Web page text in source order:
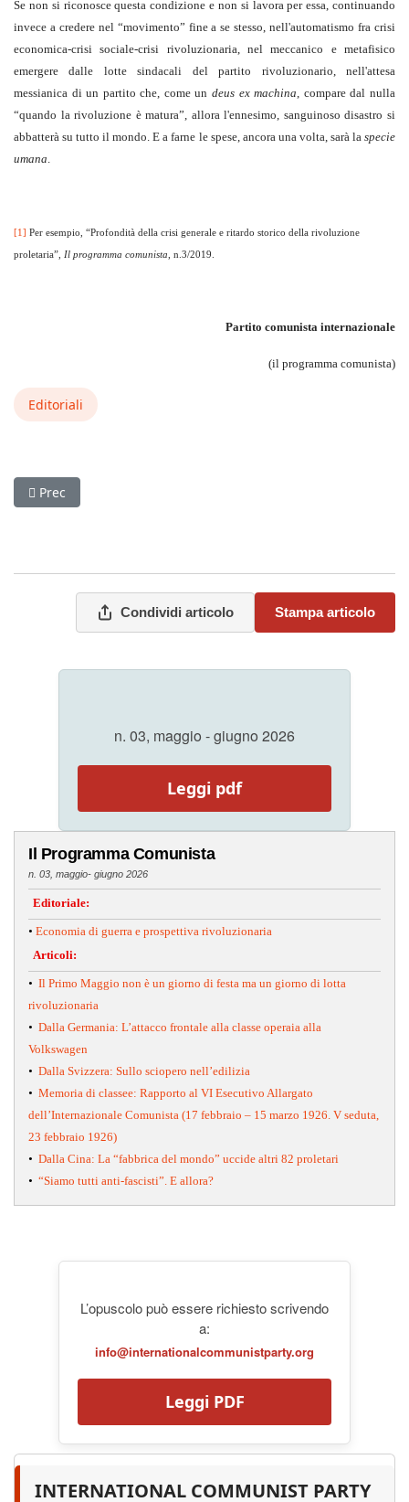
Se non si riconosce questa condizione e non si lavora per essa, continuando
invece a credere nel “movimento” fine a se stesso, nell'automatismo fra crisi
economica-crisi sociale-crisi rivoluzionaria, nel meccanico e metafisico
emergere dalle lotte sindacali del partito rivoluzionario, nell'attesa
messianica di un partito che, come undeus ex machina, compare dal nulla
“quando la rivoluzione è matura”, allora l'ennesimo, sanguinoso disastro si
abbatterà su tutto il mondo. E a farne le spese, ancora una volta, sarà la specie
umana.
[1] Per esempio, “Profondità della crisi generale e ritardo storico della rivoluzione
proletaria”, Il programma comunista, n.3/2019.
Partito comunista internazionale
(il programma comunista)
Editoriali
Articolo precedente: Dalla Libia all’Iran, passando per l’Irak
Prec
Condividi articolo Stampa articolo
n. 03, maggio - giugno 2026
Leggi pdf
Il Programma Comunista
n. 03, maggio- giugno 2026
Editoriale:
• Economia di guerra e prospettiva rivoluzionaria
Articoli:
• Il Primo Maggio non è un giorno di festa ma un giorno di lotta
rivoluzionaria
• Dalla Germania: L’attacco frontale alla classe operaia alla
Volkswagen
• Dalla Svizzera: Sullo sciopero nell’edilizia
• Memoria di classee: Rapporto al VI Esecutivo Allargato
dell’Internazionale Comunista (17 febbraio – 15 marzo 1926. V seduta,
23 febbraio 1926)
• Dalla Cina: La “fabbrica del mondo” uccide altri 82 proletari
• “Siamo tutti anti-fascisti”. E allora?
L’opuscolo può essere richiesto scrivendo
a:
info@internationalcommunistparty.org
Leggi PDF
INTERNATIONAL COMMUNIST PARTY